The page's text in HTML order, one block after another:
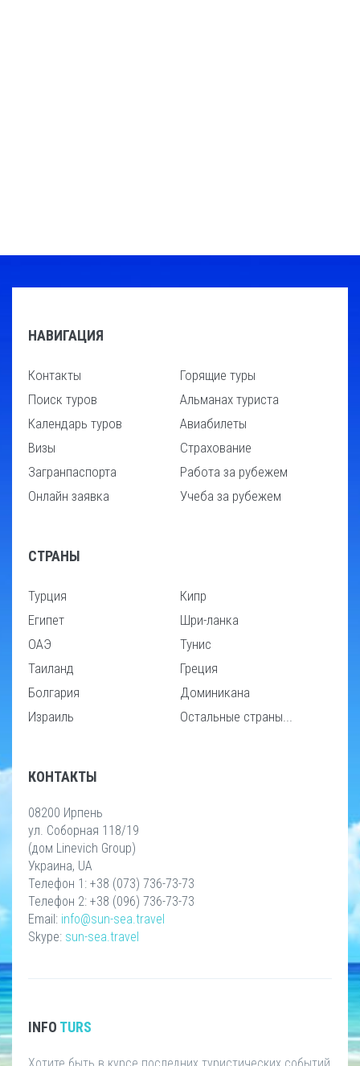
НАВИГАЦИЯ
Контакты
Поиск туров
Календарь туров
Визы
Загранпаспорта
Онлайн заявка
Горящие туры
Альманах туриста
Авиабилеты
Страхование
Работа за рубежем
Учеба за рубежем
СТРАНЫ
Турция
Египет
ОАЭ
Таиланд
Болгария
Израиль
Кипр
Шри-ланка
Тунис
Греция
Доминикана
Остальные страны...
КОНТАКТЫ
08200 Ирпень
ул. Соборная 118/19
(дом Linevich Group)
Украина, UA
Телефон 1: +38 (073) 736-73-73
Телефон 2: +38 (096) 736-73-73
Email: info@sun-sea.travel
Skype: sun-sea.travel
INFO TURS